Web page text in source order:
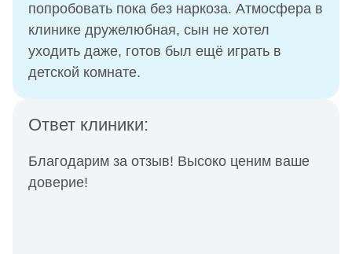
попробовать пока без наркоза. Атмосфера в
клинике дружелюбная, сын не хотел
уходить даже, готов был ещё играть в
детской комнате.
Ответ клиники:
Благодарим за отзыв! Высоко ценим ваше
доверие!